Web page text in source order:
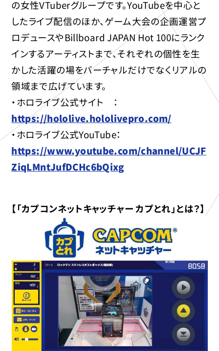
の女性VTuberグループです。YouTubeを中心と
したライブ配信のほか、ゲーム大会の企画運営プ
ロデュースやBillboard JAPAN Hot 100にランク
インするアーティストまで、それぞれの個性を生
かした活躍の場をバーチャルだけでなくリアルの
領域まで広げています。
・ホロライブ公式サイト ：
https://hololive.hololivepro.com/
・ホロライブ公式YouTube：
https://www.youtube.com/channel/UCJF
ZiqLMntJufDCHc6bQixg
【「カプコンネットキャッチャー カプとれ」とは？】